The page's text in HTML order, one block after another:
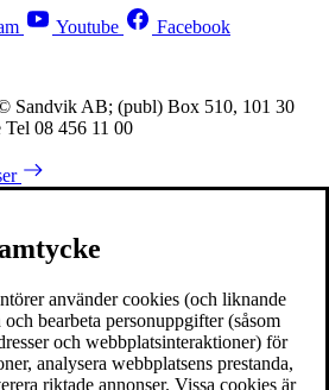
Youtube Facebook
Sandvik AB; (publ) Box 510, 101 30
08 456 11 00
använder cookies (och liknande
bearbeta personuppgifter (såsom
och webbplatsinteraktioner) för
analysera webbplatsens prestanda,
riktade annonser. Vissa cookies är